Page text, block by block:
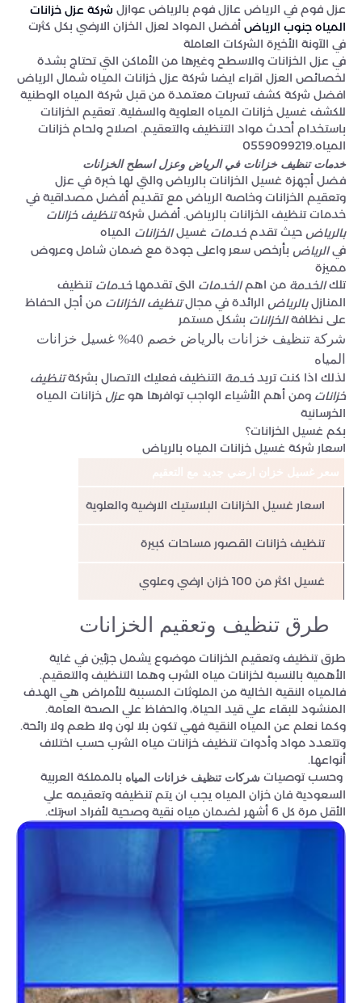
عزل فوم في الرياض عازل فوم بالرياض عوازل شركة عزل خزانات
المياه جنوب الرياض أفضل المواد لعزل الخزان الارضي بكل كثرت
في الآونة الأخيرة الشركات العاملة
في عزل الخزانات والاسطح وغيرها من الأماكن التي تحتاج بشدة
لخصائص العزل اقراء ايضا شركة عزل خزانات المياه شمال الرياض
افضل شركة كشف تسربات معتمدة من قبل شركة المياه الوطنية
للكشف غسيل خزانات المياه العلوية والسفلية. تعقيم الخزانات
باستخدام أحدث مواد التنظيف والتعقيم. اصلاح ولحام خزانات
المياه.0559099219
خدمات تنظيف خزانات في الرياض وعزل اسطح الخزانات
فضل أجهزة غسيل الخزانات بالرياض والتي لها خبرة في عزل
وتعقيم الخزانات وخاصة الرياض مع تقديم أفضل مصداقية في
خدمات تنظيف الخزانات بالرياض. أفضل شركةتنظيف خزانات
بالرياض حيث تقدمخدمات غسيلالخزانات المياه
فيالرياض بأرخص سعر واعلى جودة مع ضمان شامل وعروض
مميزة
تلكالخدمة من اهمالخدمات التى تقدمهاخدمات تنظيف
المنازلبالرياض الرائدة في مجالتنظيف الخزانات من أجل الحفاظ
على نظافةالخزانات بشكل مستمر
شركة تنظيف خزانات بالرياض خصم 40% غسيل خزانات
المياه
لذلك اذا كنت تريدخدمة التنظيف فعليك الاتصال بشركةتنظيف
خزانات ومن أهم الأشياء الواجب توافرها هوعزل خزانات المياه
الخرسانية
بكم غسيل الخزانات؟
اسعار شركة غسيل خزانات المياه بالرياض
سعر غسيل خزان ارضي جديد مع التعقيم
اسعار غسيل الخزانات البلاستيك الارضية والعلوية
تنظيف خزانات القصور مساحات كبيرة
غسيل اكثر من 100 خزان ارضي وعلوي
طرق تنظيف وتعقيم الخزانات
طرق تنظيف وتعقيم الخزانات موضوع يشمل جزئين في غاية
الأهمية بالنسبة لخزانات مياه الشرب وهما التنظيف والتعقيم.
فالمياه النقية الخالية من الملوثات المسببة للأمراض هي الهدف
المنشود للبقاء علي قيد الحياة، والحفاظ علي الصحة العامة.
وكما نعلم عن المياه النقية فهي تكون بلا لون ولا طعم ولا رائحة.
وتتعدد مواد وأدوات تنظيف خزانات مياه الشرب حسب اختلاف
أنواعها.
وحسب توصيات شركات تنظيف خزانات المياه بالمملكة العربية
السعودية فان خزان المياه يجب ان يتم تنظيفه وتعقيمه علي
الأقل مرة كل 6 أشهر لضمان مياه نقية وصحية لأفراد اسرتك.